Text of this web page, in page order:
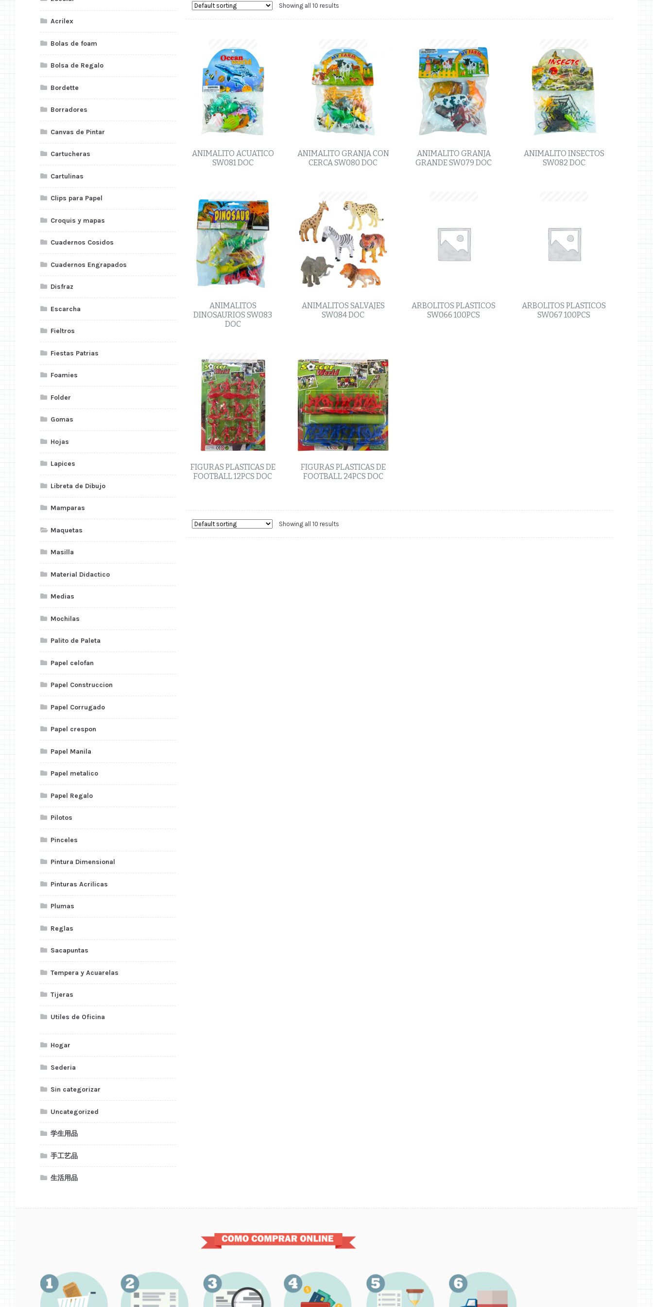
Showing all 10 results
ANIMALITO ACUATICO
SW081 DOC
ANIMALITO GRANJA CON
CERCA SW080 DOC
ANIMALITO GRANJA
GRANDE SW079 DOC
ANIMALITO INSECTOS
SW082 DOC
ANIMALITOS
DINOSAURIOS SW083
DOC
ANIMALITOS SALVAJES
SW084 DOC
ARBOLITOS PLASTICOS
SW066 100PCS
ARBOLITOS PLASTICOS
SW067 100PCS
FIGURAS PLASTICAS DE
FOOTBALL 12PCS DOC
FIGURAS PLASTICAS DE
FOOTBALL 24PCS DOC
Showing all 10 results
Acrilex
Bolas de foam
Bolsa de Regalo
Bordette
Borradores
Canvas de Pintar
Cartucheras
Cartulinas
Clips para Papel
Croquis y mapas
Cuadernos Cosidos
Cuadernos Engrapados
Disfraz
Escarcha
Fieltros
Fiestas Patrias
Foamies
Folder
Gomas
Hojas
Lapices
Libreta de Dibujo
Mamparas
Maquetas
Masilla
Material Didactico
Medias
Mochilas
Palito de Paleta
Papel celofan
Papel Construccion
Papel Corrugado
Papel crespon
Papel Manila
Papel metalico
Papel Regalo
Pilotos
Pinceles
Pintura Dimensional
Pinturas Acrilicas
Plumas
Reglas
Sacapuntas
Tempera y Acuarelas
Tijeras
Utiles de Oficina
Hogar
Sederia
Sin categorizar
Uncategorized
学生用品
手工艺品
生活用品